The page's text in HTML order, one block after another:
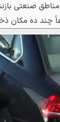
صنعتی
چند ده مکان